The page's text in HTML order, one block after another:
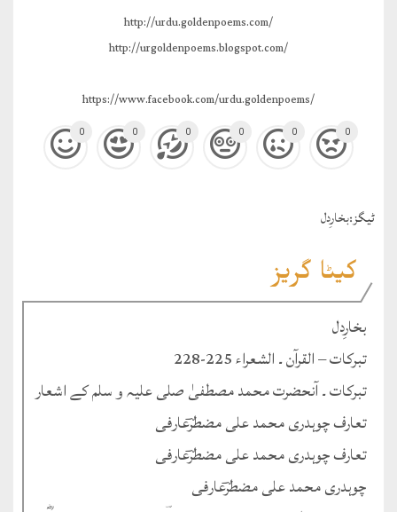
http://urdu.goldenpoems.com/
http://urgoldenpoems.blogspot.com/
https://www.facebook.com/urdu.goldenpoems/
0 0 0 0 0 0
ٹيگز:بخارِدل
کیٹا گریز
بخارِدل
تبرکات – القرآن ۔ الشعراء 225-228
تبرکات ۔ آنحضرت محمد مصطفیٰ صلی علیہ و سلم کے اشعار
تعارف چوہدری محمد علی مضطرؔعارفی
تعارف چوہدری محمد علی مضطرؔعارفی
چوہدری محمد علی مضطرؔعارفی